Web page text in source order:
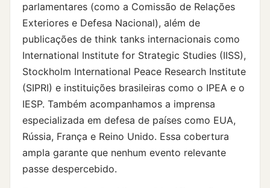
parlamentares (como a Comissão de Relações
Exteriores e Defesa Nacional), além de
publicações de think tanks internacionais como
International Institute for Strategic Studies (IISS),
Stockholm International Peace Research Institute
(SIPRI) e instituições brasileiras como o IPEA e o
IESP. Também acompanhamos a imprensa
especializada em defesa de países como EUA,
Rússia, França e Reino Unido. Essa cobertura
ampla garante que nenhum evento relevante
passe despercebido.